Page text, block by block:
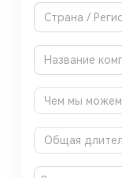
Чем мы можем
Общая